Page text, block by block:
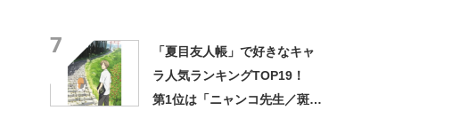
7
「夏目友人帳」で好きなキャ
ラ人気ランキングTOP19！
第1位は「ニャンコ先生／斑」